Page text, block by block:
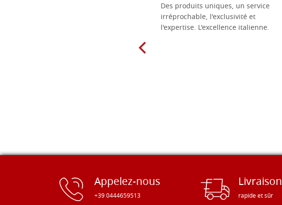
Des produits uniques, un service
irréprochable, l'exclusivité et
l'expertise. L'excellence italienne.
Appelez-nous
+39 0444659513
Livraison
rapide et sûr